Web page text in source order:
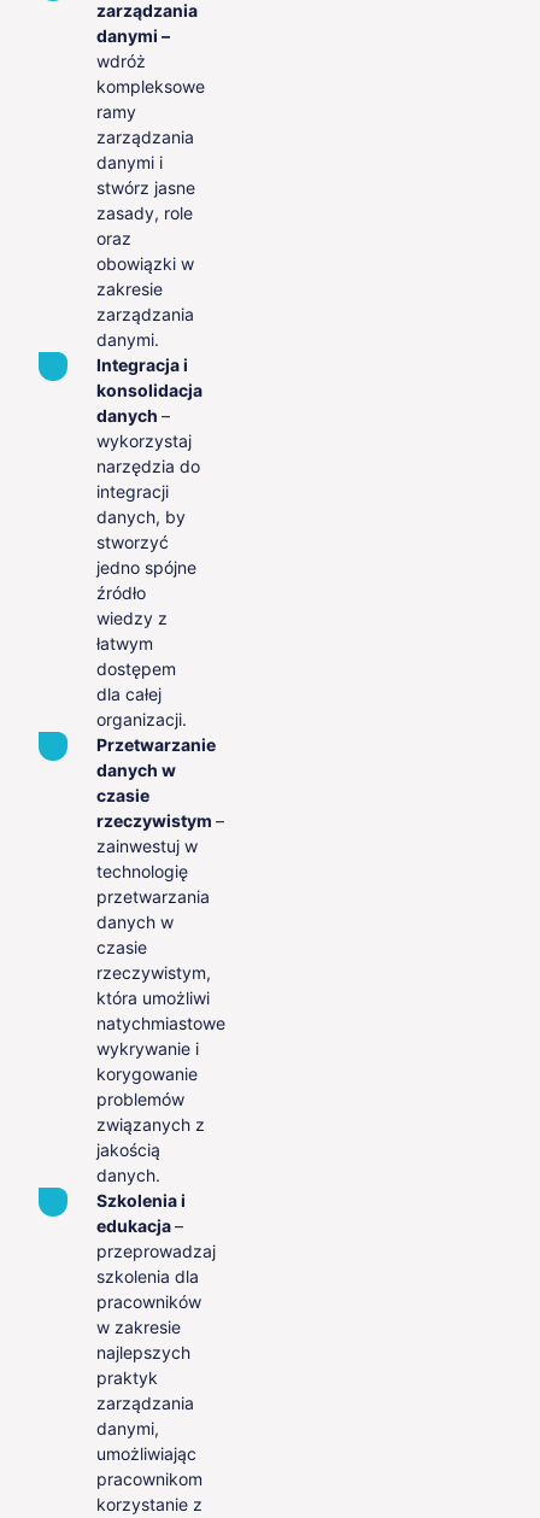
zarządzania
danymi –
wdróż
kompleksowe
ramy
zarządzania
danymi i
stwórz jasne
zasady, role
oraz
obowiązki w
zakresie
zarządzania
danymi.
Integracja i
konsolidacja
danych –
wykorzystaj
narzędzia do
integracji
danych, by
stworzyć
jedno spójne
źródło
wiedzy z
łatwym
dostępem
dla całej
organizacji.
Przetwarzanie
danych w
czasie
rzeczywistym –
zainwestuj w
technologię
przetwarzania
danych w
czasie
rzeczywistym,
która umożliwi
natychmiastowe
wykrywanie i
korygowanie
problemów
związanych z
jakością
danych.
Szkolenia i
edukacja–
przeprowadzaj
szkolenia dla
pracowników
w zakresie
najlepszych
praktyk
zarządzania
danymi,
umożliwiając
pracownikom
korzystanie z